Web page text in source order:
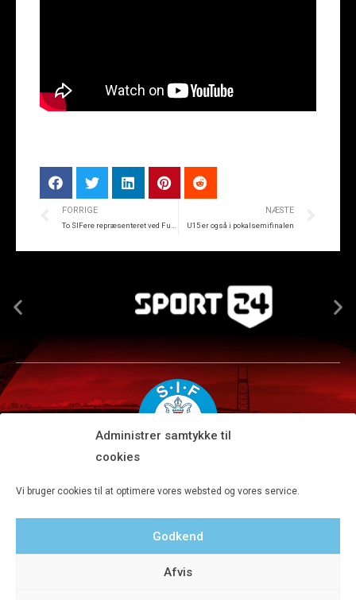
Administrer samtykke til
cookies
Vi bruger cookies til at optimere vores websted og vores service.
Godkend
Afvis
FORRIGE NÆSTE
U15 er også i pokalsemifinalen
Tlf 8680 4477 · Fax 8680 4647 · Kontortid man-fre kl. 9-15